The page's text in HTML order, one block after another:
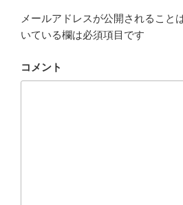
メールアドレスが公開されること
いている欄は必須項目です
コメント